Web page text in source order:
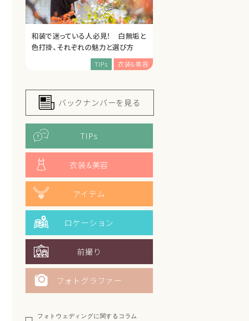
和装で迷っている人必見！ 白無垢と
色打掛、それぞれの魅力と選び方
TIPs 衣装&美容
バックナンバーを見る
TIPs
衣装&美容
アイテム
ロケーション
前撮り
フォトグラファー
フォトウェディングに関するコラム